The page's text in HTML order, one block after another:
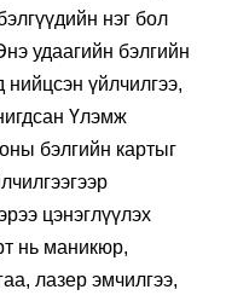
нэг бол
удаагийн бэлгийн
нийцсэн үйлчилгээ,
Үлэмж
бэлгийн картыг
цэнэглүүлэх
нь маникюр,
лазер эмчилгээ,